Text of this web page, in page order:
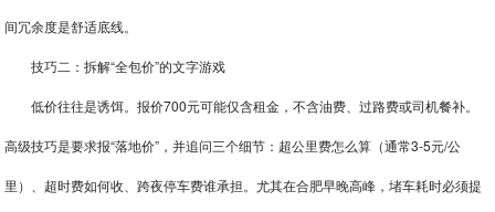
间冗余度是舒适底线。
技巧二：拆解“全包价”的文字游戏
低价往往是诱饵。报价700元可能仅含租金，不含油费、过路费或司机餐补。
高级技巧是要求报“落地价”，并追问三个细节：超公里费怎么算（通常3-5元/公
里）、超时费如何收、跨夜停车费谁承担。尤其在合肥早晚高峰，堵车耗时必须提